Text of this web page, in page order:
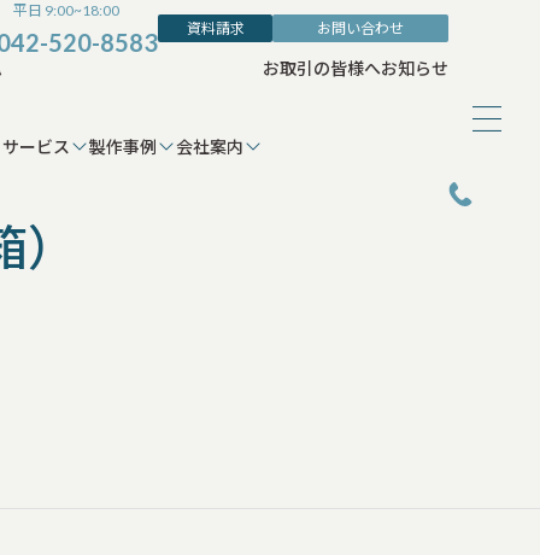
平日 9:00~18:00
520-8583 資料請求 お問い合わせ
サービス 製作事例 会社案内
お取引の皆様へお知らせ